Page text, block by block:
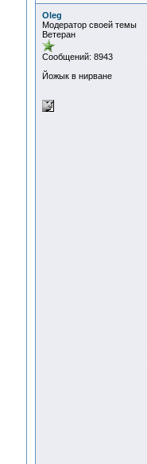
Oleg
Модератор своей темы
Ветеран
Сообщений: 8943
Йожык в нирване